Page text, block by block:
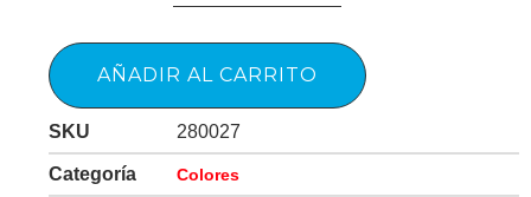
AÑADIR AL CARRITO
SKU 280027
Categoría Colores